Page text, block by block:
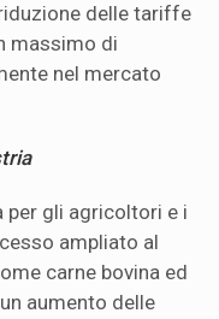
delle tariffe
massimo di
nel mercato
per gli agricoltori e i
ampliato al
carne bovina ed
aumento delle